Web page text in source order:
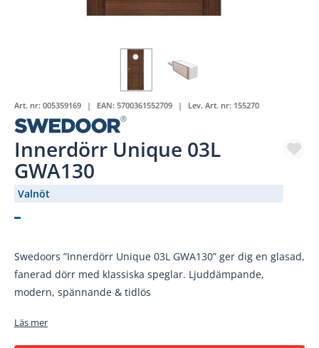
Art. nr: 005359169 EAN: 5700361552709 Lev. Art. nr: 155270
Innerdörr Unique 03L
GWA130
Valnöt
Swedoors ”Innerdörr Unique 03L GWA130” ger dig en glasad,
fanerad dörr med klassiska speglar. Ljuddämpande,
modern, spännande & tidlös
Läs mer